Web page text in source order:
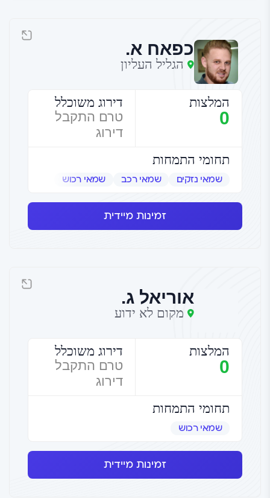
כפאח א.
הגליל העליון
המלצות
0
דירוג משוכלל
טרם התקבל
דירוג
תחומי התמחות
שמאי נזקים שמאי רכב שמאי רכוש
זמינות מיידית
אוריאל ג.
מקום לא ידוע
המלצות
0
דירוג משוכלל
טרם התקבל
דירוג
תחומי התמחות
שמאי רכוש
זמינות מיידית